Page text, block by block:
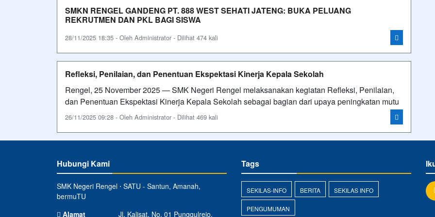
SMKN RENGEL GANDENG PT. 888 WEST SEHATI JATENG: BUKA PELUANG
REKRUTMEN DAN PKL BAGI SISWA
28/11/2025 18:35 - Oleh Administrator - Dilihat 474 kali
Refleksi, Penilaian, dan Penentuan Ekspektasi Kinerja Kepala Sekolah
Rengel, 25 November 2025 — SMK Negeri Rengel melaksanakan kegiatan Refleksi, Penilaian,
dan Penentuan Ekspektasi Kinerja Kepala Sekolah sebagai bagian dari upaya peningkatan mutu
26/11/2025 09:28 - Oleh Administrator - Dilihat 469 kali
Hubungi Kami
SMK Negeri Rengel ⋅ SATU - Santun, Amanah,
bermuTU
Alamat
Jl. Kalisat, No. 01 Punggulrejo,
Tags
SEKILAS-INFO BERITA SEKILAS INFO
PENGUMUMAN